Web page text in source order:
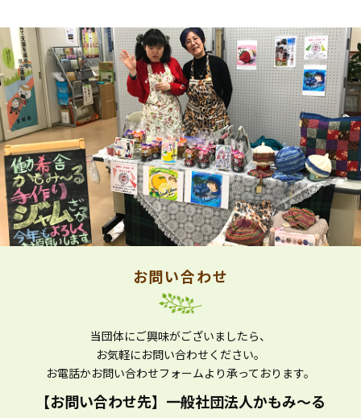
お問い合わせ
当団体にご興味がございましたら、
お気軽にお問い合わせください。
お電話かお問い合わせフォームより承っております。
【お問い合わせ先】 一般社団法人かもみ～る